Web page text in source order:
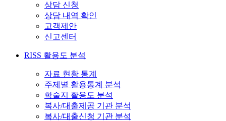
상담 신청
상담 내역 확인
고객제안
신고센터
RISS 활용도 분석
자료 현황 통계
주제별 활용통계 분석
학술지 활용도 분석
복사/대출제공 기관 분석
복사/대출신청 기관 분석